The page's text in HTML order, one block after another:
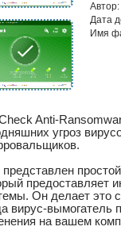
Дата
Имя
Anti-
угроз
предоставляет
Он делает это
вирус-вымогатель
на вашем